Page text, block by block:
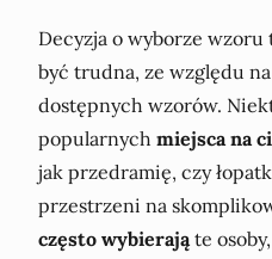
Decyzja o wyborze wzoru
być trudna, ze względu
dostępnych wzorów.
popularnych miejsca na
jak przedramię, czy
przestrzeni na
często wybierają te